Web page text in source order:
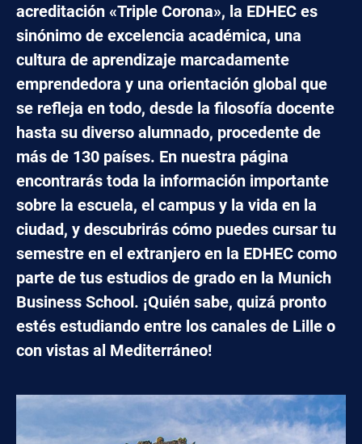
acreditación «Triple Corona», la EDHEC es
sinónimo de excelencia académica, una
cultura de aprendizaje marcadamente
emprendedora y una orientación global que
se refleja en todo, desde la filosofía docente
hasta su diverso alumnado, procedente de
más de 130 países. En nuestra página
encontrarás toda la información importante
sobre la escuela, el campus y la vida en la
ciudad, y descubrirás cómo puedes cursar tu
semestre en el extranjero en la EDHEC como
parte de tus estudios de grado en la Munich
Business School. ¡Quién sabe, quizá pronto
estés estudiando entre los canales de Lille o
con vistas al Mediterráneo!